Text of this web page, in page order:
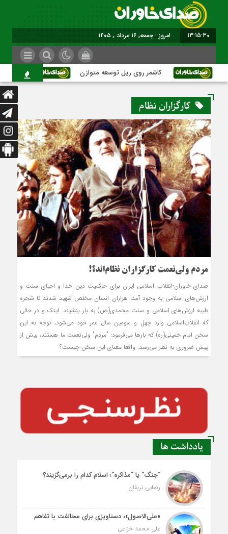
13:15:30 امروز : جمعه, ۱۶ مرداد , ۱۴۰۵
کاشمر روی ریل توسعه متوازن کاشمر؛
کارگزاران نظام
مردم ولی‌نعمت کارگزاران نظام‌اند؟!
صدای خاوران-انقلاب اسلامی ایران برای حاکمیت دین خدا و احیای سنت و
ارزش‌های اسلامی به وجود آمد، هزاران انسان مخلص شهید شدند تا شجره
طیبه ارزش‌های اسلامی و سنت محمدی(ص) به بار بنشیند. اینک و در حالی
که انقلاب‌اسلامی وارد چهل و سومین سال عمر خود می‌شود، توجه به این
سخن امام خمینی(ره) که بارها می‌فرمود: "مردم" ولی‌نعمت ما هستند، بیش از
پیش ضروری به نظر می‌رسد. واقعا معنای این سخن چیست؟
یادداشت ها
“جنگ” یا “مذاکره”؛ اسلام کدام را برمی‌گزیند؟
رضایی تربقان
«علی‌الاصول»، دستاویزی برای مخالفت با تفاهم
علی محمد خزاعی